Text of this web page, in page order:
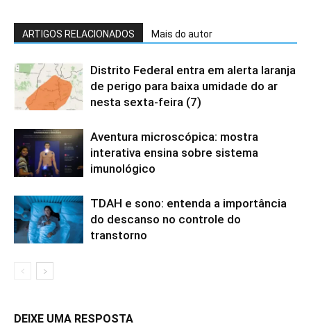
ARTIGOS RELACIONADOS Mais do autor
Distrito Federal entra em alerta laranja
de perigo para baixa umidade do ar
nesta sexta-feira (7)
Aventura microscópica: mostra
interativa ensina sobre sistema
imunológico
TDAH e sono: entenda a importância
do descanso no controle do
transtorno
DEIXE UMA RESPOSTA